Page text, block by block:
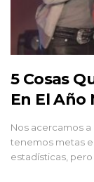
5 Cosas
En El Año
Nos acercamos
tenemos metas
estadísticas,